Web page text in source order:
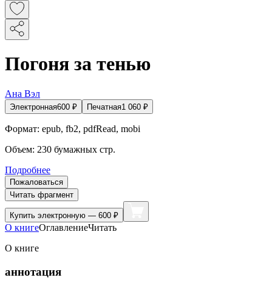
Погоня за тенью
Ана Вэл
Электронная600 ₽ Печатная1 060 ₽
Формат: epub, fb2, pdfRead, mobi
Объем: 230 бумажных стр.
Подробнее
Пожаловаться
Читать фрагмент
Купить электронную — 600 ₽
О книгеОглавлениеЧитать
О книге
аннотация